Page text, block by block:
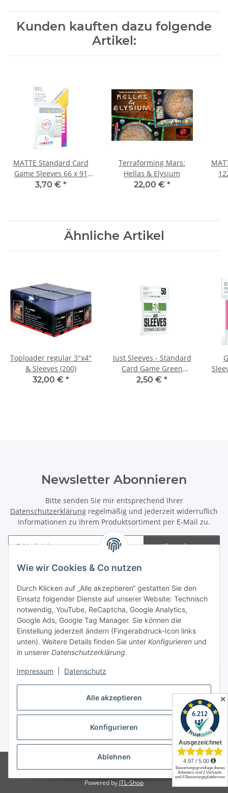
Alle akzeptieren
Konfigurieren
Ablehnen
Wie wir Cookies & Co nutzen
Durch Klicken auf „Alle akzeptieren“ gestatten Sie den
Einsatz folgender Dienste auf unserer Website: Technisch
notwendig, YouTube, ReCaptcha, Google Analytics,
Google Ads, Google Tag Manager. Sie können die
Einstellung jederzeit ändern (Fingerabdruck-Icon links
unten). Weitere Details finden Sie unter Konfigurieren und
in unserer Datenschutzerklärung.
Impressum Datenschutz
Kunden kauften dazu folgende
Artikel:
MATTE Standard Card
Game Sleeves 66 x 91
mm (Einzelpack)
3,70 € *
Terraforming Mars:
Hellas & Elysium
22,00 € *
Ähnliche Artikel
Toploader regular 3"x4"
& Sleeves (200)
32,00 € *
Just Sleeves - Standard
Card Game Green
(Einzelpack)
2,50 € *
Newsletter Abonnieren
Bitte senden Sie mir entsprechend Ihrer
Datenschutzerklärung regelmäßig und jederzeit widerruflich
Informationen zu Ihrem Produktsortiment per E-Mail zu.
Abonnieren
Newsletter Abonnieren
Informationen
Gesetzliche Informationen
Spieletreffs in Jülich & Umgebung
* Alle Preise inkl. gesetzlicher USt., zzgl.Versand
Brettspiele
günstig online kaufen bei Allgames4you in Jülich.
Powered by JTL-Shop
✕